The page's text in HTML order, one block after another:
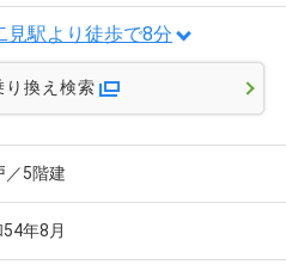
見駅より徒歩で8分
り換え検索
／5階建
年8月